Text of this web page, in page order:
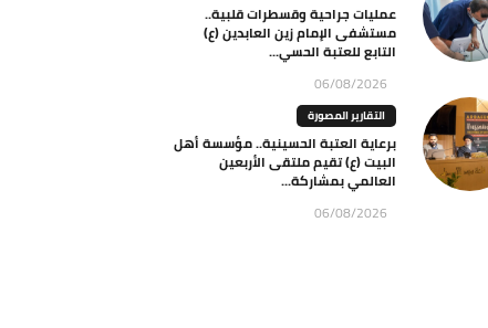
عمليات جراحية وقسطرات قلبية..
مستشفى الإمام زين العابدين (ع)
التابع للعتبة الحسي...
06/08/2026
التقارير المصورة
برعاية العتبة الحسينية.. مؤسسة أهل
البيت (ع) تقيم ملتقى الأربعين
العالمي بمشاركة...
06/08/2026